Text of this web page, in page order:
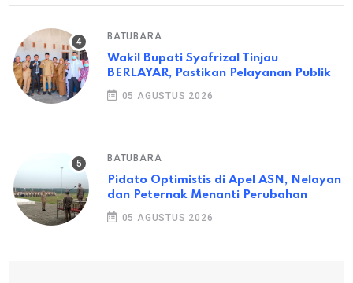
BATUBARA
Wakil Bupati Syafrizal Tinjau
BERLAYAR, Pastikan Pelayanan Publik
05 AGUSTUS 2026
BATUBARA
Pidato Optimistis di Apel ASN, Nelayan
dan Peternak Menanti Perubahan
05 AGUSTUS 2026